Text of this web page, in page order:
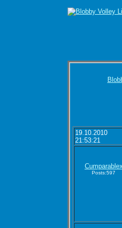
19.10.2010
21:53:21
Posts:597